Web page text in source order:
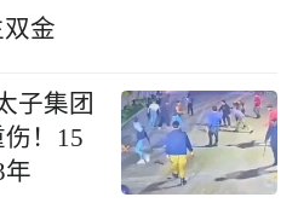
金
子集团
！15
年